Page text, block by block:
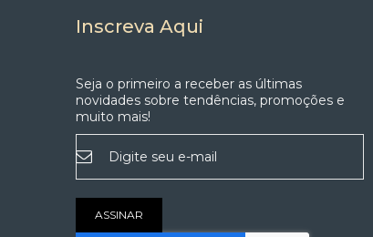
Inscreva Aqui
Seja o primeiro a receber as últimas
novidades sobre tendências, promoções e
muito mais!
se
Newsletter:
ASSINAR